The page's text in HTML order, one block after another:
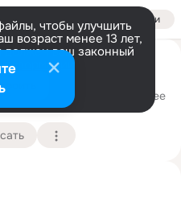
Войти
чтобы улучшить
возраст менее 13 лет,
должен ваш законный
6 сентября Подробнее